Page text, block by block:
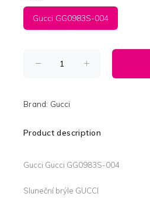
Gucci GG0983S-004
Brand: Gucci
Product description
Gucci Gucci GG0983S-004
Sluneční brýle GUCCI